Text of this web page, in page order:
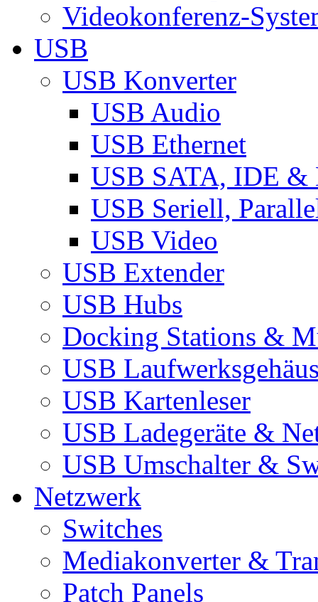
Videokonferenz-
USB
USB Konverter
USB Audio
USB Ethernet
USB SATA, IDE &
USB Seriell,
USB Video
USB Extender
USB Hubs
Docking Stations &
USB
USB Kartenleser
USB Ladegeräte &
USB Umschalter &
Netzwerk
Switches
Mediakonverter &
Patch Panels